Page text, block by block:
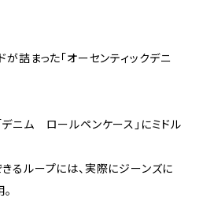
が詰まった「オーセンティックデニ
ニム ロールペンケース」にミドル
るループには、実際にジーンズに